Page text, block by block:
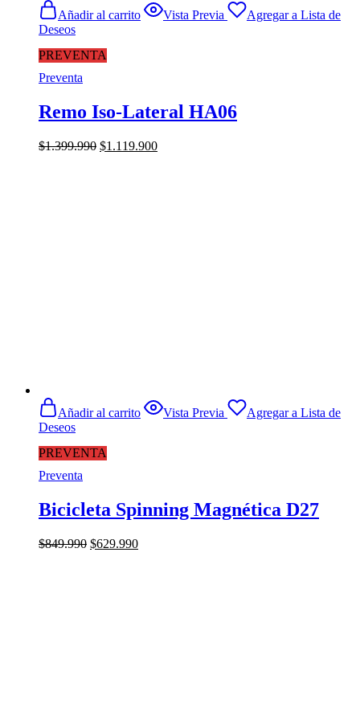
PREVENTA
Añadir al carrito Vista Previa
Agregar a Lista de
Deseos
Preventa
Remo Iso-Lateral HA06
$1.399.990 El
$1.119.900El
PREVENTA
Añadir al carrito Vista Previa
Agregar a Lista de
Deseos
Preventa
Bicicleta Spinning Magnética D27
$849.990 El
$629.990El